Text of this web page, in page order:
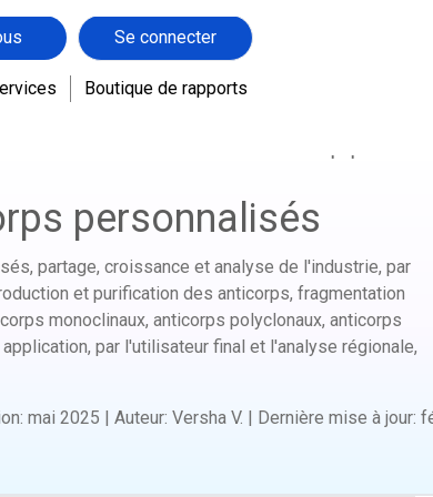
Se connecter
personnalisés
partage, croissance et analyse de l'industrie, par
et purification des anticorps, fragmentation
monoclinaux, anticorps polyclonaux, anticorps
par l'utilisateur final et l'analyse régionale,
: mai 2025 | Auteur: Versha V. | Dernière mise à jour: